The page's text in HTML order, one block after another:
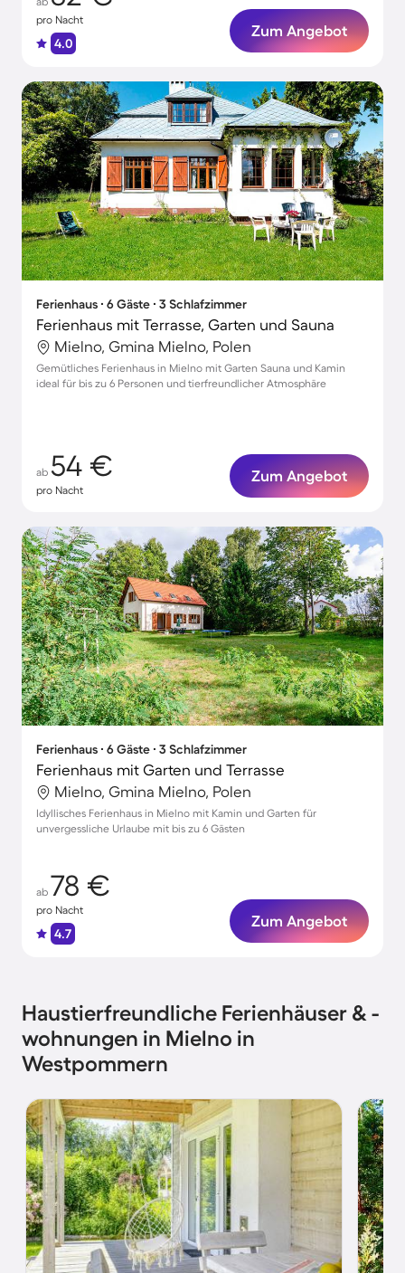
pro Nacht
4.0
Zum Angebot
Ferienhaus ∙ 6 Gäste ∙ 3 Schlafzimmer
Ferienhaus mit Terrasse, Garten und Sauna
Mielno, Gmina Mielno, Polen
Gemütliches Ferienhaus in Mielno mit Garten Sauna und Kamin
ideal für bis zu 6 Personen und tierfreundlicher Atmosphäre
ab 54 €
pro Nacht
Zum Angebot
Ferienhaus ∙ 6 Gäste ∙ 3 Schlafzimmer
Ferienhaus mit Garten und Terrasse
Mielno, Gmina Mielno, Polen
Idyllisches Ferienhaus in Mielno mit Kamin und Garten für
unvergessliche Urlaube mit bis zu 6 Gästen
ab 78 €
pro Nacht
4.7
Zum Angebot
Haustierfreundliche Ferienhäuser & -
wohnungen in Mielno in
Westpommern